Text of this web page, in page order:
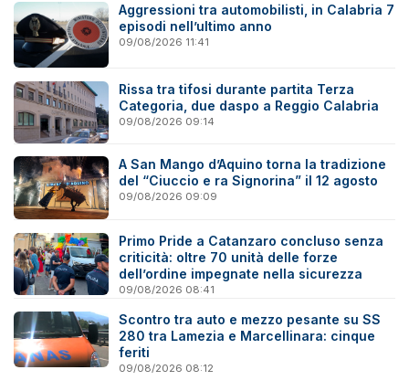
Aggressioni tra automobilisti, in Calabria 7
episodi nell’ultimo anno
09/08/2026 11:41
Rissa tra tifosi durante partita Terza
Categoria, due daspo a Reggio Calabria
09/08/2026 09:14
A San Mango d’Aquino torna la tradizione
del “Ciuccio e ra Signorina” il 12 agosto
09/08/2026 09:09
Primo Pride a Catanzaro concluso senza
criticità: oltre 70 unità delle forze
dell’ordine impegnate nella sicurezza
09/08/2026 08:41
Scontro tra auto e mezzo pesante su SS
280 tra Lamezia e Marcellinara: cinque
feriti
09/08/2026 08:12